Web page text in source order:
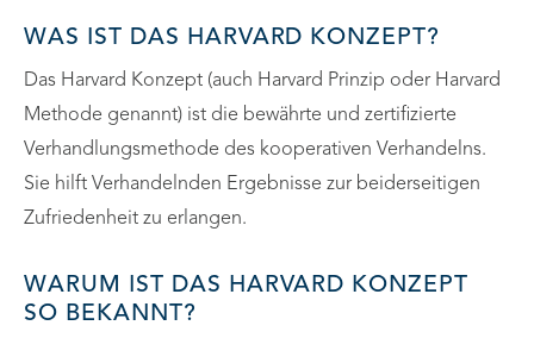
WAS IST DAS HARVARD KONZEPT?
Das Harvard Konzept (auch Harvard Prinzip oder Harvard
Methode genannt) ist die bewährte und zertifizierte
Verhandlungsmethode des kooperativen Verhandelns.
Sie hilft Verhandelnden Ergebnisse zur beiderseitigen
Zufriedenheit zu erlangen.
WARUM IST DAS HARVARD KONZEPT
SO BEKANNT?